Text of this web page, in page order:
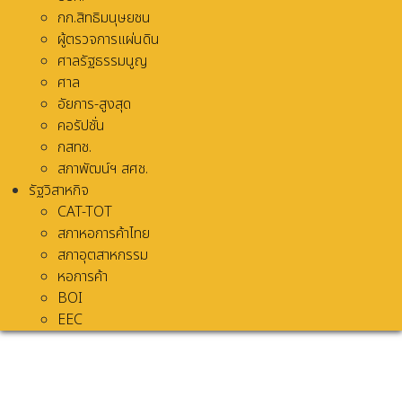
กก.สิทธิมนุษยชน
ผู้ตรวจการแผ่นดิน
ศาลรัฐธรรมนูญ
ศาล
อัยการ-สูงสุด
คอรัปชั่น
กสทช.
สภาพัฒน์ฯ สศช.
รัฐวิสาหกิจ
CAT-TOT
สภาหอการค้าไทย
สภาอุตสาหกรรม
หอการค้า
BOI
EEC